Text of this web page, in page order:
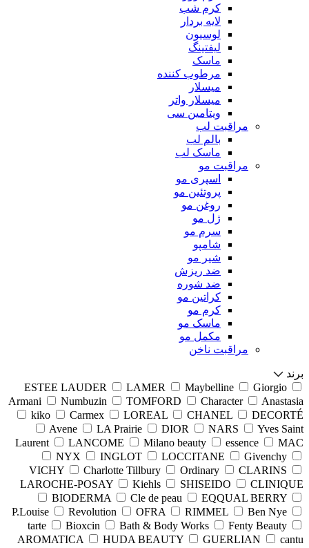
کرم شب
لایه بردار
لوسیون
لیفتینگ
ماسک
مرطوب کننده
میسلار
میسلار واتر
ویتامین سی
مراقبت لب
بالم لب
ماسک لب
مراقبت مو
اسپری مو
پروتئین مو
روغن مو
ژل مو
سرم مو
شامپو
شیر مو
ضد ریزش
ضد شوره
کراتین مو
کرم مو
ماسک مو
مکمل مو
مراقبت ناخن
برند
ESTEE LAUDER
LAMER Maybelline
Giorgio
Armani
Numbuzin TOMFORD Character
Anastasia
kiko
Carmex LOREAL CHANEL
DECORTÉ
Avene
LA Prairie DIOR NARS
Yves Saint
Laurent
LANCOME Milano beauty essence
MAC
NYX
INGLOT LOCCITANE
Givenchy
VICHY
Charlotte Tillbury Ordinary
CLARINS
LAROCHE-POSAY
Kiehls SHISEIDO
CLINIQUE
BIODERMA
Cle de peau
EQQUAL BERRY
P.Louise
Revolution OFRA RIMMEL
Ben Nye
tarte
Bioxcin Bath & Body Works
Fenty Beauty
AROMATICA
HUDA BEAUTY GUERLIAN
cantu